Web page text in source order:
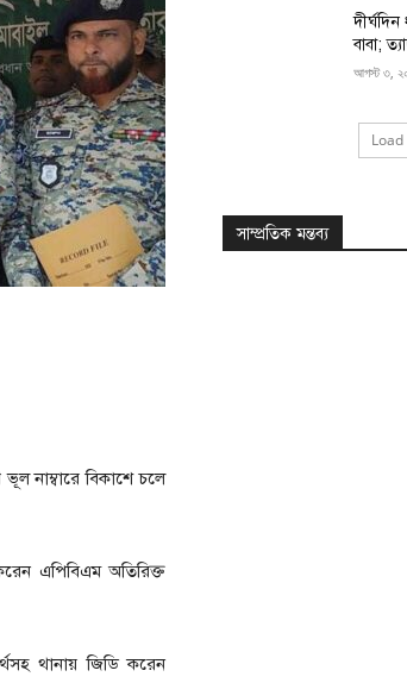
নাম্বারে বিকাশে চলে
এপিবিএম অতিরিক্ত
থানায় জিডি করেন
বাবা;
আগস্ট ৩,
সাম্প্রতিক মন্তব্য